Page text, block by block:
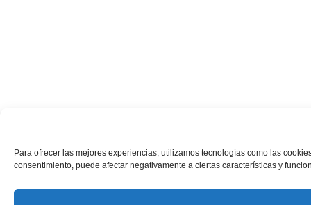
Para ofrecer las mejores experiencias, utilizamos tecnologías como las
consentimiento, puede afectar negativamente a ciertas características y